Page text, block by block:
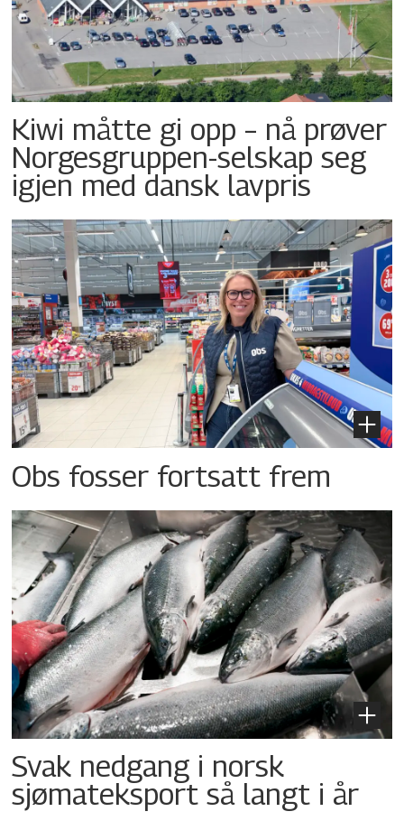
Kiwi måtte gi opp – nå prøver
Norgesgruppen-selskap seg
igjen med dansk lavpris
Obs fosser fortsatt frem
Svak nedgang i norsk
sjømateksport så langt i år